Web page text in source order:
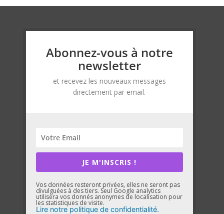
Abonnez-vous à notre
newsletter
et recevez les nouveaux messages
directement par email.
JE M'INSCRIS !
Vos données resteront privées, elles ne seront pas
divulguées à des tiers. Seul Google analytics
utilisera vos donnés anonymes de localisation pour
les statistiques de visite.
Lire notre politique de confidentialité.